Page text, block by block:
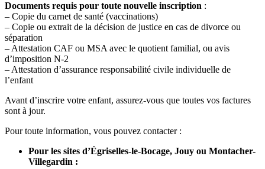
Documents requis pour toute nouvelle inscription :
– Copie du carnet de santé (vaccinations)
– Copie ou extrait de la décision de justice en cas de divorce ou
séparation
– Attestation CAF ou MSA avec le quotient familial, ou avis
d’imposition N-2
– Attestation d’assurance responsabilité civile individuelle de
l’enfant
Avant d’inscrire votre enfant, assurez-vous que toutes vos factures
sont à jour.
Pour toute information, vous pouvez contacter :
Pour les sites d’Égriselles-le-Bocage, Jouy ou Montacher-
Villegardin :